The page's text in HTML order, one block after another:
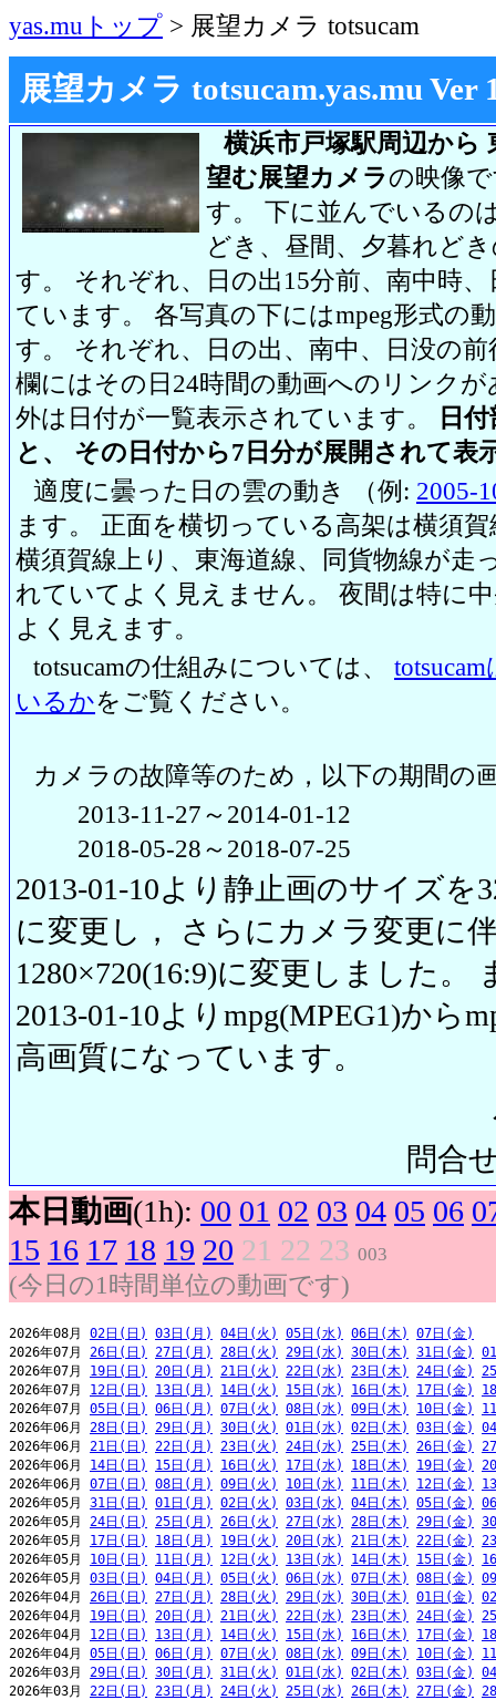
yas.muトップ > 展望カメラ totsucam
展望カメラ totsucam.yas.mu Ver
横浜市戸塚駅周辺から
望む展望カメラの映像
す。 下に並んでいるの
どき、昼間、夕暮れど
す。 それぞれ、日の出15分前、南中時
ています。 各写真の下にはmpeg形式の
す。 それぞれ、日の出、南中、日没の
欄にはその日24時間の動画へのリンク
外は日付が一覧表示されています。
日
と、 その日付から7日分が展開されて表
適度に曇った日の雲の動き （例: 2005-
ます。 正面を横切っている高架は横須
横須賀線上り、東海道線、同貨物線が走
れていてよく見えません。 夜間は特に
よく見えます。
totsucamの仕組みについては、
いるかをご覧ください。
カメラの故障等のため，以下の期間の
2013-11-27～2014-01-12
2018-05-28～2018-07-25
2013-01-10より静止画のサイズを
に変更し， さらにカメラ変更に
1280×720(16:9)に変更しました。
2013-01-10よりmpg(MPEG1)から
高画質になっています。
問合
本日動画(1h): 00 01 02 03 04 05 06
15 16 17 18 19 20 21 22 23 003
(今日の1時間単位の動画です)
2026年08月 02日(日) 03日(月) 04日(火) 05日(水) 06日(木)
07日(金)
2026年07月 26日(日) 27日(月) 28日(火) 29日(水) 30日(木) 31日(金)
2026年07月 19日(日) 20日(月) 21日(火) 22日(水) 23日(木) 24日(金)
2026年07月 12日(日) 13日(月) 14日(火) 15日(水) 16日(木) 17日(金)
2026年07月 05日(日) 06日(月) 07日(火) 08日(水) 09日(木) 10日(金)
2026年06月 28日(日) 29日(月) 30日(火) 01日(水) 02日(木) 03日(金)
2026年06月 21日(日) 22日(月) 23日(火) 24日(水) 25日(木) 26日(金)
2026年06月 14日(日) 15日(月) 16日(火) 17日(水) 18日(木) 19日(金)
2026年06月 07日(日) 08日(月) 09日(火) 10日(水) 11日(木) 12日(金)
2026年05月 31日(日) 01日(月) 02日(火) 03日(水) 04日(木) 05日(金)
2026年05月 24日(日) 25日(月) 26日(火) 27日(水) 28日(木) 29日(金)
2026年05月 17日(日) 18日(月) 19日(火) 20日(水) 21日(木) 22日(金)
2026年05月 10日(日) 11日(月) 12日(火) 13日(水) 14日(木) 15日(金)
2026年05月 03日(日) 04日(月) 05日(火) 06日(水) 07日(木) 08日(金)
2026年04月 26日(日) 27日(月) 28日(火) 29日(水) 30日(木) 01日(金)
2026年04月 19日(日) 20日(月) 21日(火) 22日(水) 23日(木) 24日(金)
2026年04月 12日(日) 13日(月) 14日(火) 15日(水) 16日(木) 17日(金)
2026年04月 05日(日) 06日(月) 07日(火) 08日(水) 09日(木) 10日(金)
2026年03月 29日(日) 30日(月) 31日(火) 01日(水) 02日(木) 03日(金)
2026年03月 22日(日) 23日(月) 24日(火) 25日(水) 26日(木) 27日(金)